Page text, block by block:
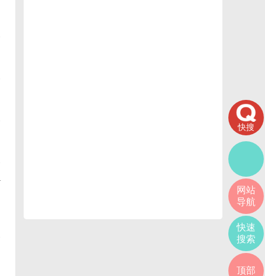
快搜
网站
导航
快速
搜索
顶部